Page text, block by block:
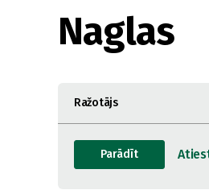
Naglas
Ražotājs